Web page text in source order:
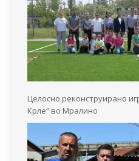
Целосно реконструирано
Крле“ во Мралино